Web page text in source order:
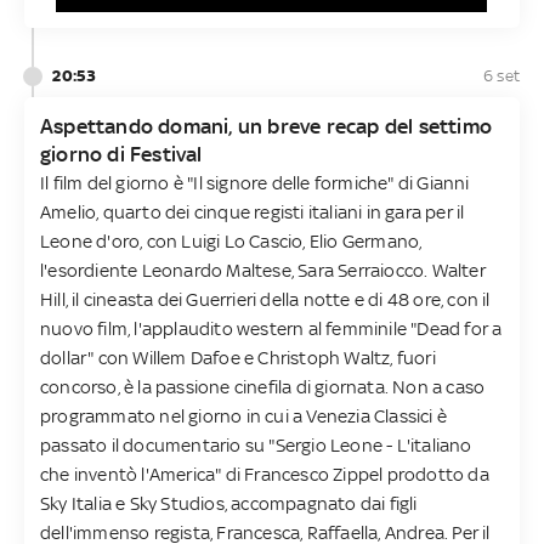
20:53 6 set
Aspettando domani, un breve recap del settimo
giorno di Festival
Il film del giorno è "Il signore delle formiche" di Gianni
Amelio, quarto dei cinque registi italiani in gara per il
Leone d'oro, con Luigi Lo Cascio, Elio Germano,
l'esordiente Leonardo Maltese, Sara Serraiocco. Walter
Hill, il cineasta dei Guerrieri della notte e di 48 ore, con il
nuovo film, l'applaudito western al femminile "Dead for a
dollar" con Willem Dafoe e Christoph Waltz, fuori
concorso, è la passione cinefila di giornata. Non a caso
programmato nel giorno in cui a Venezia Classici è
passato il documentario su "Sergio Leone - L'italiano
che inventò l'America" di Francesco Zippel prodotto da
Sky Italia e Sky Studios, accompagnato dai figli
dell'immenso regista, Francesca, Raffaella, Andrea. Per il